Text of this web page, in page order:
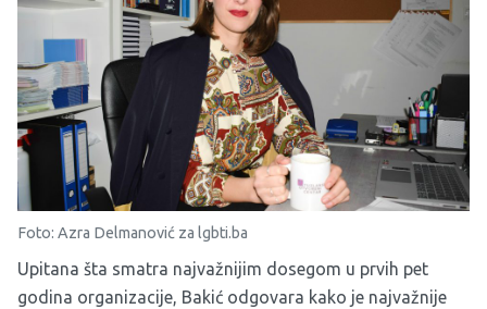
Foto: Azra Delmanović za lgbti.ba
Upitana šta smatra najvažnijim dosegom u prvih pet
godina organizacije, Bakić odgovara kako je najvažnije